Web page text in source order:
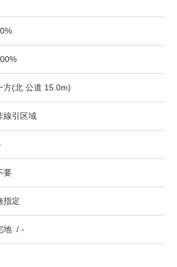
方(北 公道 15.0m)
線引区域
要
指定
地 / -